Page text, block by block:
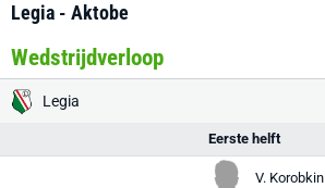
Legia - Aktobe
Wedstrijdverloop
Legia
Eerste helft
V. Korobkin